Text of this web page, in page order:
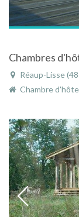
Chambres
Réaup-Lisse (48
Chambre